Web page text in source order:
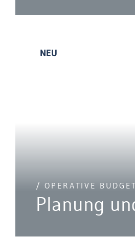
NEU
/ OPERATIVE
Planung